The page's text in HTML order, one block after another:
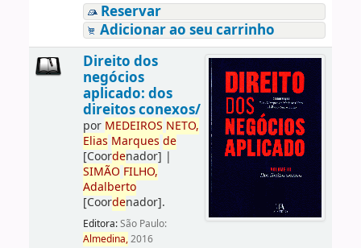
Reservar
Adicionar ao seu carrinho
Direito dos
negócios
aplicado: dos
direitos conexos/
por MEDEIROS NETO,
Elias Marques de
[Coordenador] |
SIMÃO FILHO,
Adalberto
[Coordenador].
Editora:São Paulo:
Almedina,2016